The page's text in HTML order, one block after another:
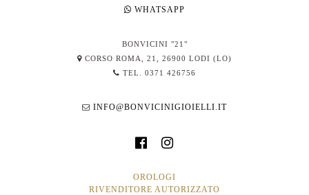
WHATSAPP
BONVICINI "21"
CORSO ROMA, 21, 26900 LODI (LO)
TEL. 0371 426756
INFO@BONVICINIGIOIELLI.IT
OROLOGI
RIVENDITORE AUTORIZZATO